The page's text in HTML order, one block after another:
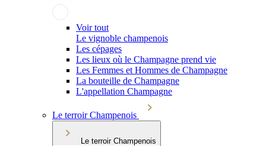
Voir tout
Le vignoble champenois
Les cépages
Les lieux où le Champagne prend vie
Les Femmes et Hommes de Champagne
La bouteille de Champagne
L'appellation Champagne
Le terroir Champenois
Le terroir Champenois